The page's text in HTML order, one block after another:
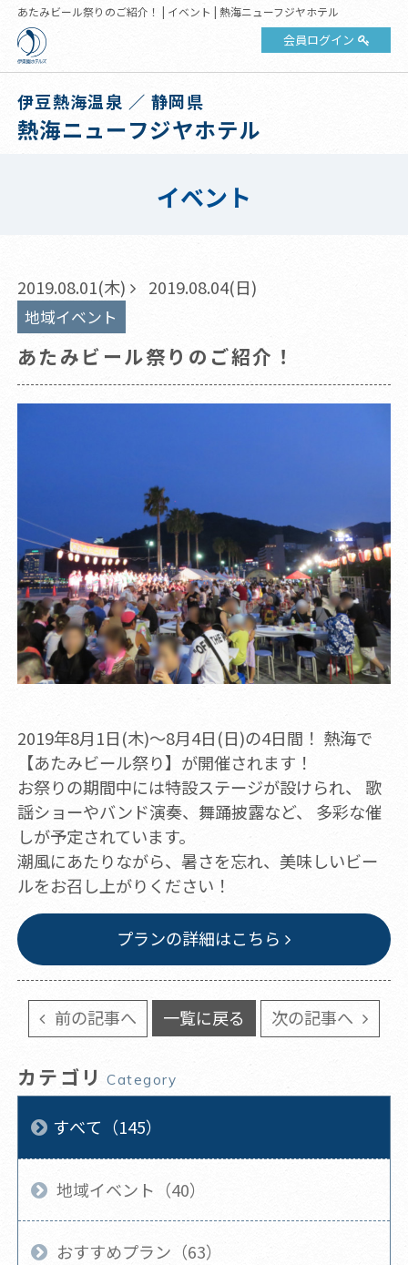
あたみビール祭りのご紹介！ | イベント | 熱海ニューフジヤホテル
会員ログイン
伊豆熱海温泉 ／ 静岡県
熱海ニューフジヤホテル
イベント
2019.08.01(木) 2019.08.04(日)
地域イベント
あたみビール祭りのご紹介！
2019年8月1日(木)～8月4日(日)の4日間！ 熱海で
【あたみビール祭り】が開催されます！
お祭りの期間中には特設ステージが設けられ、 歌
謡ショーやバンド演奏、舞踊披露など、 多彩な催
しが予定されています。
潮風にあたりながら、暑さを忘れ、美味しいビー
ルをお召し上がりください！
プランの詳細はこちら
前の記事へ 一覧に戻る 次の記事へ
カテゴリ Category
すべて（145）
地域イベント（40）
おすすめプラン（63）